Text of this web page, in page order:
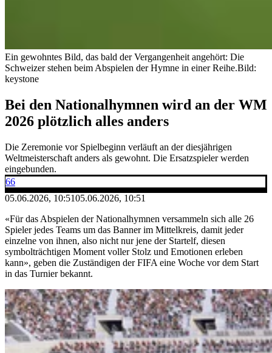
Ein gewohntes Bild, das bald der Vergangenheit angehört: Die
Schweizer stehen beim Abspielen der Hymne in einer Reihe.Bild:
keystone
Bei den Nationalhymnen wird an der WM
2026 plötzlich alles anders
Die Zeremonie vor Spielbeginn verläuft an der diesjährigen
Weltmeisterschaft anders als gewohnt. Die Ersatzspieler werden
eingebunden.
66
05.06.2026, 10:5105.06.2026, 10:51
«Für das Abspielen der Nationalhymnen versammeln sich alle 26
Spieler jedes Teams um das Banner im Mittelkreis, damit jeder
einzelne von ihnen, also nicht nur jene der Startelf, diesen
symbolträchtigen Moment voller Stolz und Emotionen erleben
kann», geben die Zuständigen der FIFA eine Woche vor dem Start
in das Turnier bekannt.